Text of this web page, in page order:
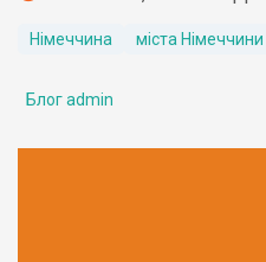
Німеччина міста Німеччини
Блог admin